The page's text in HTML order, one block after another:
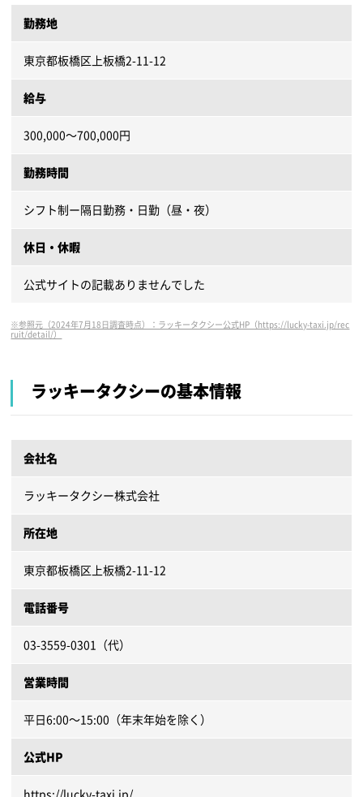
勤務地
東京都板橋区上板橋2-11-12
給与
300,000～700,000円
勤務時間
シフト制ー隔日勤務・日勤（昼・夜）
休日・休暇
公式サイトの記載ありませんでした
※参照元（2024年7月18日調査時点）：ラッキータクシー公式HP（https://lucky-taxi.jp/rec
ruit/detail/）
ラッキータクシーの基本情報
会社名
ラッキータクシー株式会社
所在地
東京都板橋区上板橋2-11-12
電話番号
03-3559-0301（代）
営業時間
平日6:00～15:00（年末年始を除く）
公式HP